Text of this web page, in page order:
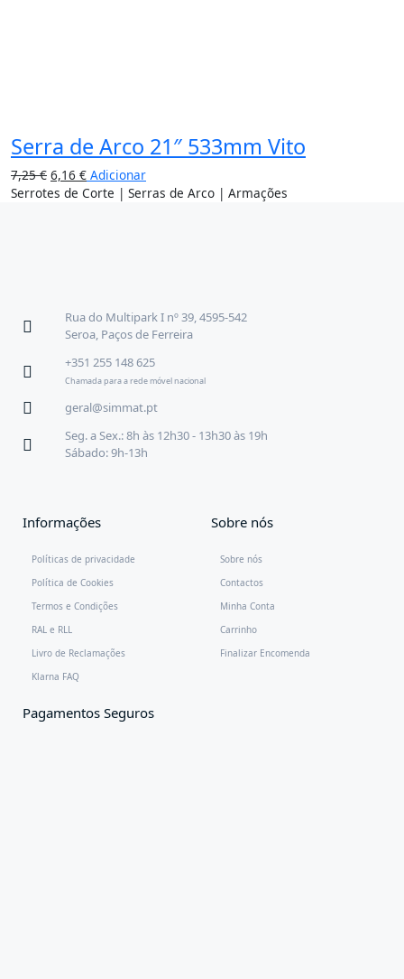
Serra de Arco 21″ 533mm Vito
7,25€ 6,16 € Adicionar
Serrotes de Corte | Serras de Arco | Armações
Rua do Multipark I nº 39, 4595-542
Seroa, Paços de Ferreira
+351 255 148 625
Chamada para a rede móvel nacional
geral@simmat.pt
Seg. a Sex.: 8h às 12h30 - 13h30 às 19h
Sábado: 9h-13h
Informações
Políticas de privacidade
Política de Cookies
Termos e Condições
RAL e RLL
Livro de Reclamações
Klarna FAQ
Sobre nós
Sobre nós
Contactos
Minha Conta
Carrinho
Finalizar Encomenda
Pagamentos Seguros